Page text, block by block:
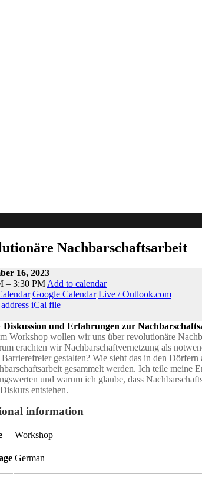
Nachbarschaftsarbeit
16, 2023
– 3:30 PM Add to calendar
Google Calendar Live / Outlook.com
iCal file
Diskussion und Erfahrungen zur
Workshop wollen wir uns über revolutionäre
erachten wir Nachbarschaftvernetzung als
Barrierefreier gestalten? Wie sieht das in den
gesammelt werden. Ich teile meine
und warum ich glaube, dass
entstehen.
information
Workshop
German